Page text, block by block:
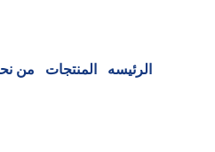
الرئيسه المنتجات من